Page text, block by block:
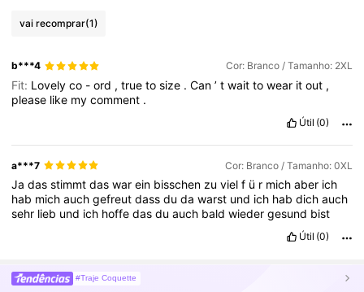
vai recomprar(1)
b***4 Cor: Branco / Tamanho: 2XL
Fit: Lovelyco -ord ,truetosize .Can’twaittowear itout ,
please like mycomment .
Útil (0)
a***7 Cor: Branco / Tamanho: 0XL
Jadasstimmtdaswarein bisschen zuvielf ü r michaber ich
hab michauchgefreutdassdudawarst und ich habdichauch
sehr lieb und ich hoffedasduauch baldwiedergesund bist
Útil (0)
#Traje Coquette